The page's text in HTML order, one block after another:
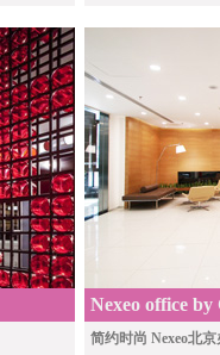
Nexeo office
简约时尚 Nexeo北